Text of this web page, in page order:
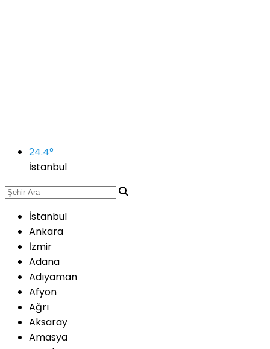
24.4°
İstanbul
İstanbul
Ankara
İzmir
Adana
Adıyaman
Afyon
Ağrı
Aksaray
Amasya